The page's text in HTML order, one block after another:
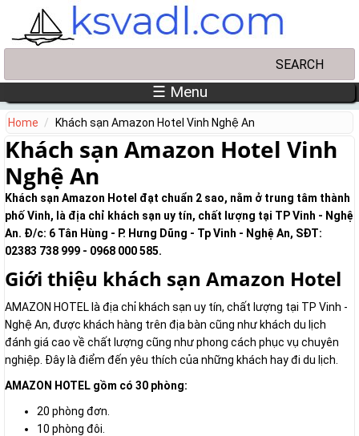
Skip to main content
☰ Menu
Home Khách sạn Amazon Hotel Vinh Nghệ An
Khách sạn Amazon Hotel Vinh
Nghệ An
Khách sạn Amazon Hotel đạt chuẩn 2 sao, nằm ở trung tâm thành
phố Vinh, là địa chỉ khách sạn uy tín, chất lượng tại TP Vinh - Nghệ
An. Đ/c: 6 Tân Hùng - P. Hưng Dũng - Tp Vinh - Nghệ An, SĐT:
02383 738 999 - 0968 000 585.
Giới thiệu khách sạn Amazon Hotel
AMAZON HOTEL là địa chỉ khách sạn uy tín, chất lượng tại TP Vinh -
Nghệ An, được khách hàng trên địa bàn cũng như khách du lịch
đánh giá cao về chất lượng cũng như phong cách phục vụ chuyên
nghiệp. Đây là điểm đến yêu thích của những khách hay đi du lịch.
AMAZON HOTEL gồm có 30 phòng:
20 phòng đơn.
10 phòng đôi.